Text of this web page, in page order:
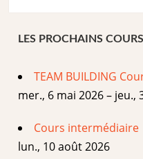
LES PROCHAINS COURS
TEAM BUILDING
mer., 6 mai 2026 – jeu.,
Cours intermédiaire
lun., 10 août 2026